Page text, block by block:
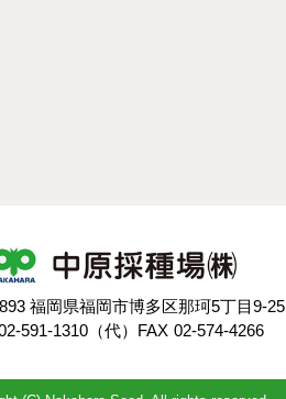
福岡県福岡市博多区那珂5丁目9-25
591-1310（代） FAX 02-574-4266